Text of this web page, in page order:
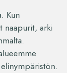
Kun
naapurit, arki